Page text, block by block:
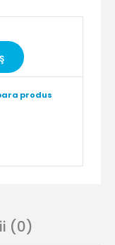
produs
(0)